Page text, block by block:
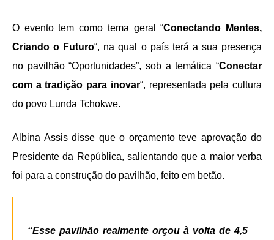
O evento tem como tema geral “Conectando Mentes,
Criando o Futuro“, na qual o país terá a sua presença
no pavilhão “Oportunidades”, sob a temática “Conectar
com a tradição para inovar“, representada pela cultura
do povo Lunda Tchokwe.
Albina Assis disse que o orçamento teve aprovação do
Presidente da República, salientando que a maior verba
foi para a construção do pavilhão, feito em betão.
“Esse pavilhão realmente orçou à volta de 4,5